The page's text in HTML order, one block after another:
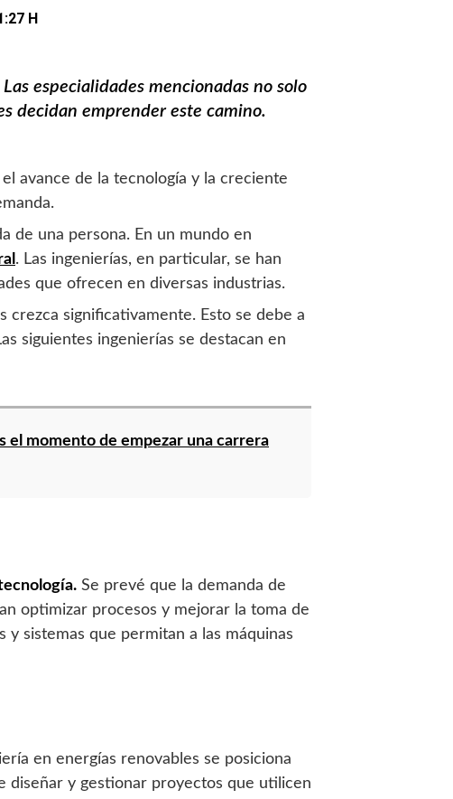
H
especialidades mencionadas no solo
decidan emprender este camino.
avance de la tecnología y la creciente
de una persona. En un mundo en
. Las ingenierías, en particular, se han
que ofrecen en diversas industrias.
crezca significativamente. Esto se debe a
siguientes ingenierías se destacan en
el momento de empezar una carrera
Se prevé que la demanda de
optimizar procesos y mejorar la toma de
sistemas que permitan a las máquinas
en energías renovables se posiciona
diseñar y gestionar proyectos que utilicen